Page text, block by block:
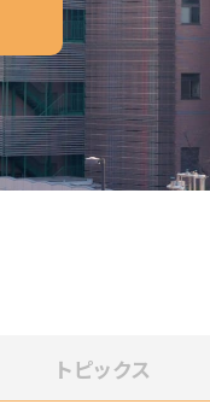
トピックス